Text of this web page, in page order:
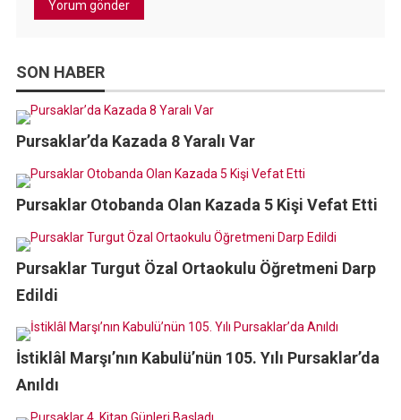
SON HABER
Pursaklar’da Kazada 8 Yaralı Var
Pursaklar Otobanda Olan Kazada 5 Kişi Vefat Etti
Pursaklar Turgut Özal Ortaokulu Öğretmeni Darp
Edildi
İstiklâl Marşı’nın Kabulü’nün 105. Yılı Pursaklar’da
Anıldı